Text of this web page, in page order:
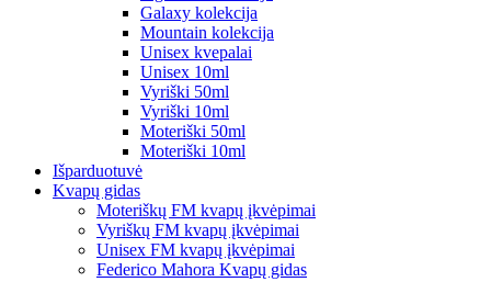
Galaxy kolekcija
Mountain kolekcija
Unisex kvepalai
Unisex 10ml
Vyriški 50ml
Vyriški 10ml
Moteriški 50ml
Moteriški 10ml
Išparduotuvė
Kvapų gidas
Moteriškų FM kvapų įkvėpimai
Vyriškų FM kvapų įkvėpimai
Unisex FM kvapų įkvėpimai
Federico Mahora Kvapų gidas